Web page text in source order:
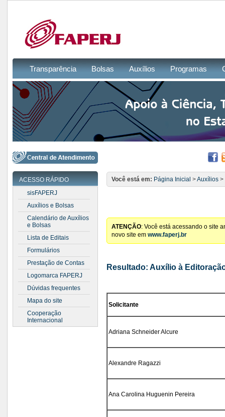
Transparência Bolsas Auxílios Programas
ACESSO RÁPIDO
sisFAPERJ
Auxílios e Bolsas
Calendário de Auxílios
e Bolsas
Lista de Editais
Formulários
Prestação de Contas
Logomarca FAPERJ
Dúvidas frequentes
Mapa do site
Cooperação
Internacional
Você está em: Página Inicial >Auxílios >
ATENÇÃO: Você está acessando o site
novo site em www.faperj.br
Resultado: Auxílio à
Solicitante
Adriana Schneider Alcure
Alexandre Ragazzi
Ana Carolina Huguenin Pereira